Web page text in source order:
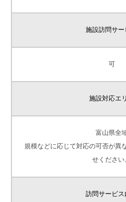
施設訪問サー
可
施設対応エ
富山県全
規模などに応じて対応の可否が異
せください
訪問サービス